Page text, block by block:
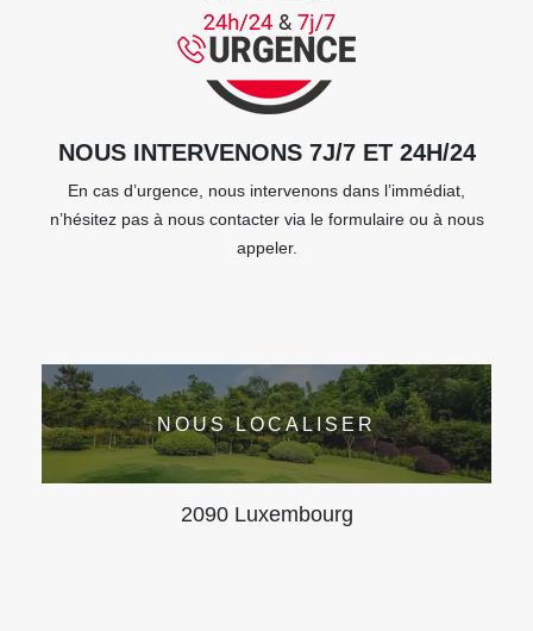
NOUS INTERVENONS 7J/7 ET 24H/24
En cas d’urgence, nous intervenons dans l’immédiat,
n’hésitez pas à nous contacter via le formulaire ou à nous
appeler.
NOUS LOCALISER
2090 Luxembourg